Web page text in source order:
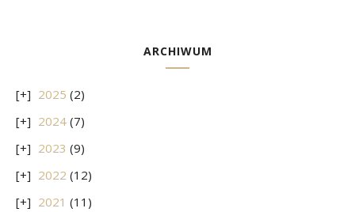
ARCHIWUM
2025 (2)
2024 (7)
2023 (9)
2022 (12)
2021 (11)